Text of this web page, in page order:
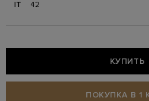
IT 42
КУПИТЬ
ПОКУПКА В 1